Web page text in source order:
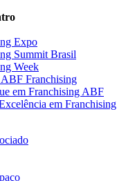
Expo
Summit Brasil
Week
Franchising
em Franchising ABF
em Franchising